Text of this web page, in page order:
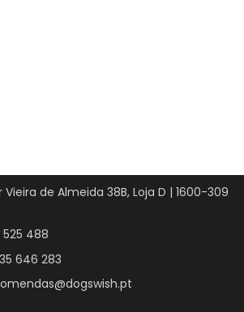
Vieira de Almeida 38B, Loja D | 1600-309
525 488
646 283